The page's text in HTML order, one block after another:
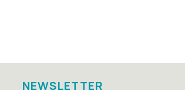
NEWSLETTER